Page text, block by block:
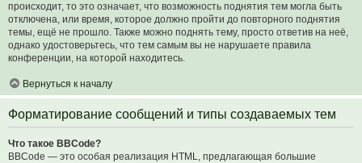
происходит, то это означает, что возможность поднятия тем могла быть
отключена, или время, которое должно пройти до повторного поднятия
темы, ещё не прошло. Также можно поднять тему, просто ответив на неё,
однако удостоверьтесь, что тем самым вы не нарушаете правила
конференции, на которой находитесь.
Вернуться к началу
Форматирование сообщений и типы создаваемых тем
Что такое BBCode?
BBCode — это особая реализация HTML, предлагающая большие